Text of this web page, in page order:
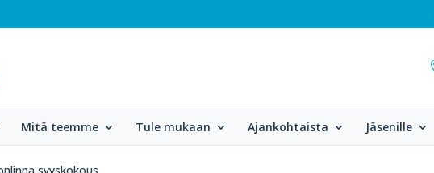
Mitä teemme Tule mukaan Ajankohtaista Jäsenille